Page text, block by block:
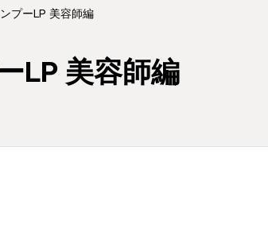
プーLP 美容師編
LP 美容師編